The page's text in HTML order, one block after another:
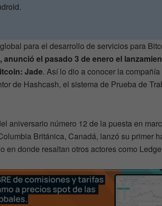
para el desarrollo de servicios para
anunció el pasado 3 de enero el
Jade. Así lo dio a conocer la
de Hashcash, el sistema de Prueba de
aniversario número 12 de la puesta en
Británica, Canadá, lanzó su primer
en donde resaltan otros actores como